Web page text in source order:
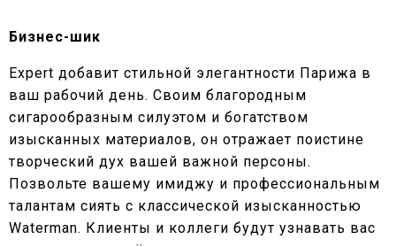
Бизнес-шик
Expert добавит стильной элегантности Парижа в
ваш рабочий день. Своим благородным
сигарообразным силуэтом и богатством
изысканных материалов, он отражает поистине
творческий дух вашей важной персоны.
Позвольте вашему имиджу и профессиональным
талантам сиять с классической изысканностью
Waterman. Клиенты и коллеги будут узнавать вас